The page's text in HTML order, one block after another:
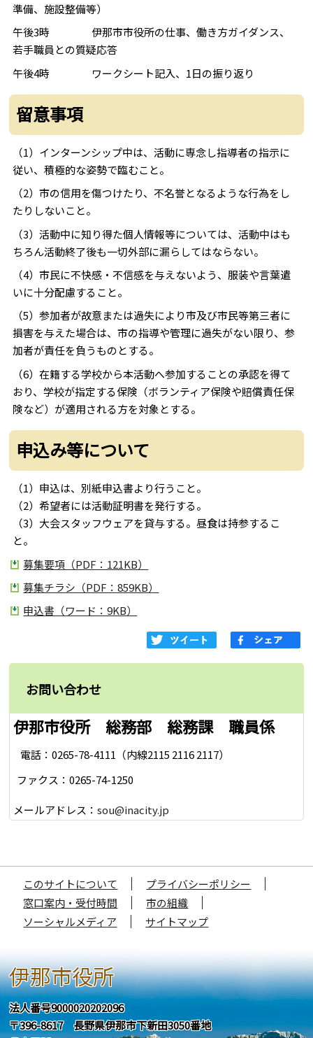
準備、施設整備等）
午後3時 伊那市市役所の仕事、働き方ガイダンス、
若手職員との質疑応答
午後4時 ワークシート記入、1日の振り返り
留意事項
（1）インターンシップ中は、活動に専念し指導者の指示に
従い、積極的な姿勢で臨むこと。
（2）市の信用を傷つけたり、不名誉となるような行為をし
たりしないこと。
（3）活動中に知り得た個人情報等については、活動中はも
ちろん活動終了後も一切外部に漏らしてはならない。
（4）市民に不快感・不信感を与えないよう、服装や言葉遣
いに十分配慮すること。
（5）参加者が故意または過失により市及び市民等第三者に
損害を与えた場合は、市の指導や管理に過失がない限り、参
加者が責任を負うものとする。
（6）在籍する学校から本活動へ参加することの承認を得て
おり、学校が指定する保険（ボランティア保険や賠償責任保
険など）が適用される方を対象とする。
申込み等について
（1）申込は、別紙申込書より行うこと。
（2）希望者には活動証明書を発行する。
（3）大会スタッフウェアを貸与する。昼食は持参するこ
と。
募集要項（PDF：121KB）
募集チラシ（PDF：859KB）
申込書（ワード：9KB）
お問い合わせ
伊那市役所 総務部 総務課 職員係
電話：0265-78-4111（内線2115 2116 2117）
ファクス：0265-74-1250
メールアドレス：sou@inacity.jp
このサイトについて
プライバシーポリシー
窓口案内・受付時間
市の組織
ソーシャルメディア
サイトマップ
伊那市役所
法人番号9000020202096
〒396-8617 長野県伊那市下新田3050番地